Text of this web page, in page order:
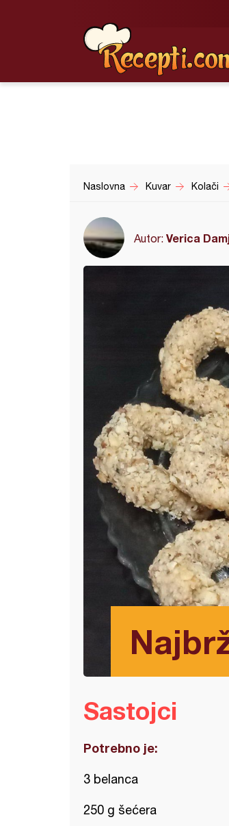
Naslovna Kuvar Kolači
Autor: Verica
Sastojci
Potrebno je:
3 belanca
250 g šećera